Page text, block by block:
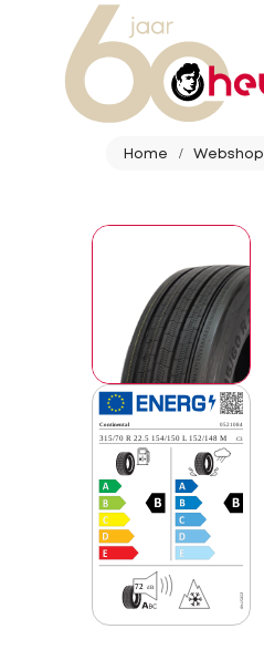
Home Webshop